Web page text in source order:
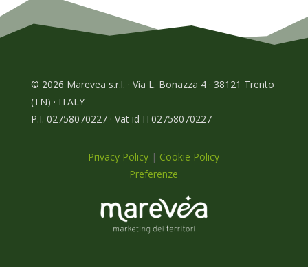
© 2026 Marevea s.r.l. · Via L. Bonazza 4 · 38121 Trento
(TN) · ITALY
P.I. 02758070227 · Vat id IT02758070227
Privacy Policy | Cookie Policy
Preferenze